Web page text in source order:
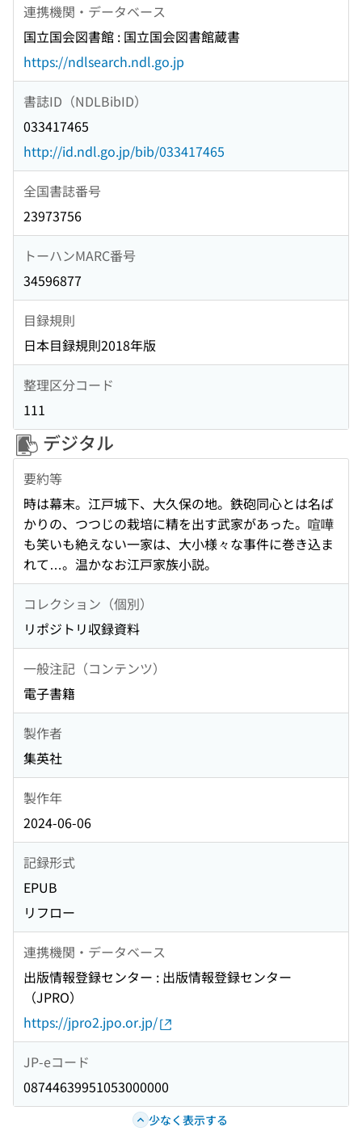
連携機関・データベース
国立国会図書館 : 国立国会図書館蔵書
https://ndlsearch.ndl.go.jp
書誌ID（NDLBibID）
033417465
http://id.ndl.go.jp/bib/033417465
全国書誌番号
23973756
トーハンMARC番号
34596877
目録規則
日本目録規則2018年版
整理区分コード
111
デジタル
要約等
時は幕末。江戸城下、大久保の地。鉄砲同心とは名ば
かりの、つつじの栽培に精を出す武家があった。喧嘩
も笑いも絶えない一家は、大小様々な事件に巻き込ま
れて…。温かなお江戸家族小説。
コレクション（個別）
リポジトリ収録資料
一般注記（コンテンツ）
電子書籍
製作者
集英社
製作年
2024-06-06
記録形式
EPUB
リフロー
連携機関・データベース
出版情報登録センター : 出版情報登録センター
（JPRO）
https://jpro2.jpo.or.jp/
JP-eコード
08744639951053000000
少なく表示する